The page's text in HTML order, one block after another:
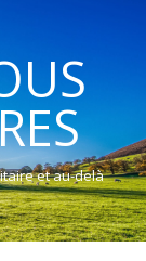
et au-delà